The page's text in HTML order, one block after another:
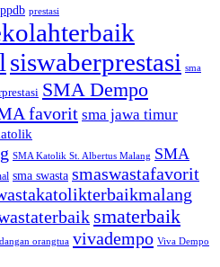
ppdb prestasi
siswaberprestasi sma
SMA Dempo
favorit sma jawa timur
SMA Katolik St. Albertus Malang SMA
sma swasta smaswastafavorit
smaterbaik
orangtua vivadempo Viva Dempo